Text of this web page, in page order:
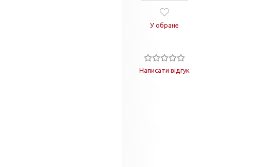
У обране
Написати відгук